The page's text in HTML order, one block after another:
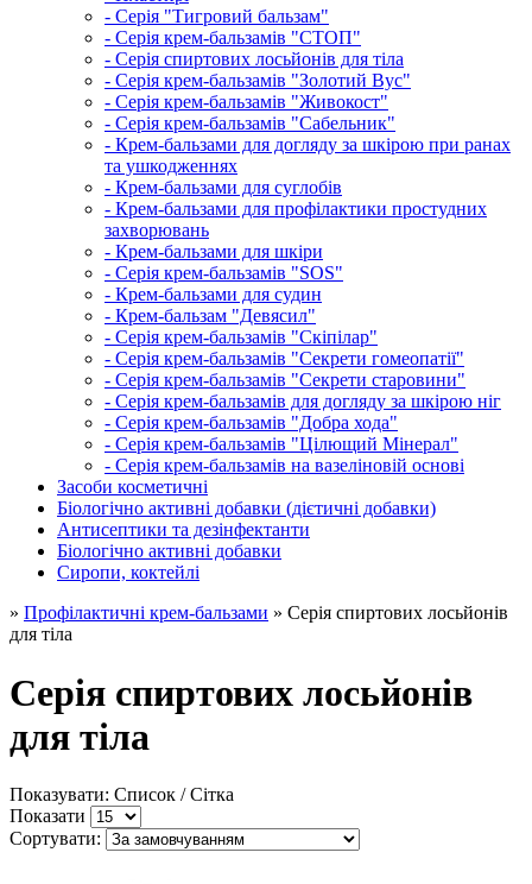
- Серія "Тигровий бальзам"
- Серія крем-бальзамів "СТОП"
- Серія спиртових лосьйонів для тіла
- Серія крем-бальзамів "Золотий Вус"
- Серія крем-бальзамів "Живокост"
- Серія крем-бальзамів "Сабельник"
- Крем-бальзами для догляду за шкірою при ранах
та ушкодженнях
- Крем-бальзами для суглобів
- Крем-бальзами для профілактики простудних
захворювань
- Крем-бальзами для шкіри
- Серія крем-бальзамів "SOS"
- Крем-бальзами для судин
- Крем-бальзам "Девясил"
- Серія крем-бальзамів "Скіпілар"
- Серія крем-бальзамів "Секрети гомеопатії"
- Серія крем-бальзамів "Секрети старовини"
- Серія крем-бальзамів для догляду за шкірою ніг
- Серія крем-бальзамів "Добра хода"
- Серія крем-бальзамів "Цілющий Мінерал"
- Серія крем-бальзамів на вазеліновій основі
Засоби косметичні
Біологічно активні добавки (дієтичні добавки)
Антисептики та дезінфектанти
Біологічно активні добавки
Сиропи, коктейлі
» Профілактичні крем-бальзами » Серія спиртових лосьйонів
для тіла
Серія спиртових лосьйонів
для тіла
Показувати: Список /Сітка
Показати
Сортувати: